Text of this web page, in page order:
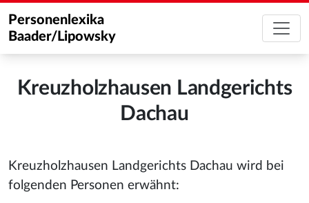
Personenlexika
Baader/Lipowsky
Kreuzholzhausen Landgerichts
Dachau
Kreuzholzhausen Landgerichts Dachau wird bei
folgenden Personen erwähnt: